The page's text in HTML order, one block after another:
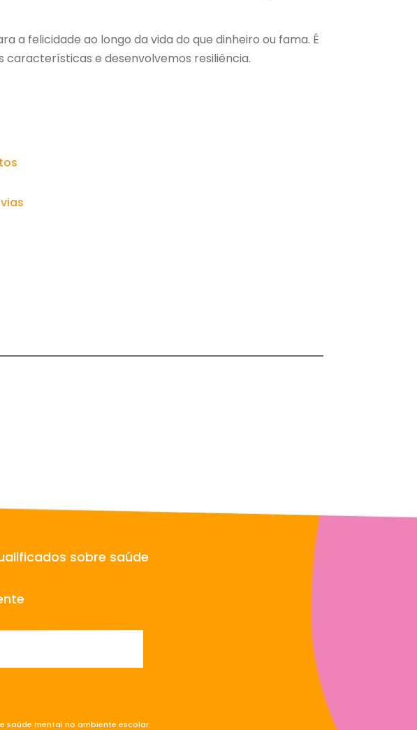
a felicidade ao longo da vida do que dinheiro ou fama. É
características e desenvolvemos resiliência.
sobre saúde
saúde mental no ambiente escolar.